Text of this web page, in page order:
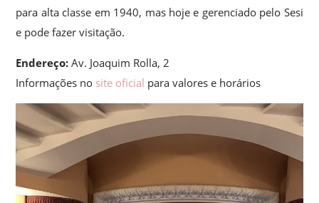
para alta classe em 1940, mas hoje e gerenciado pelo Sesi
e pode fazer visitação.
Endereço: Av. Joaquim Rolla, 2
Informações no site oficial para valores e horários